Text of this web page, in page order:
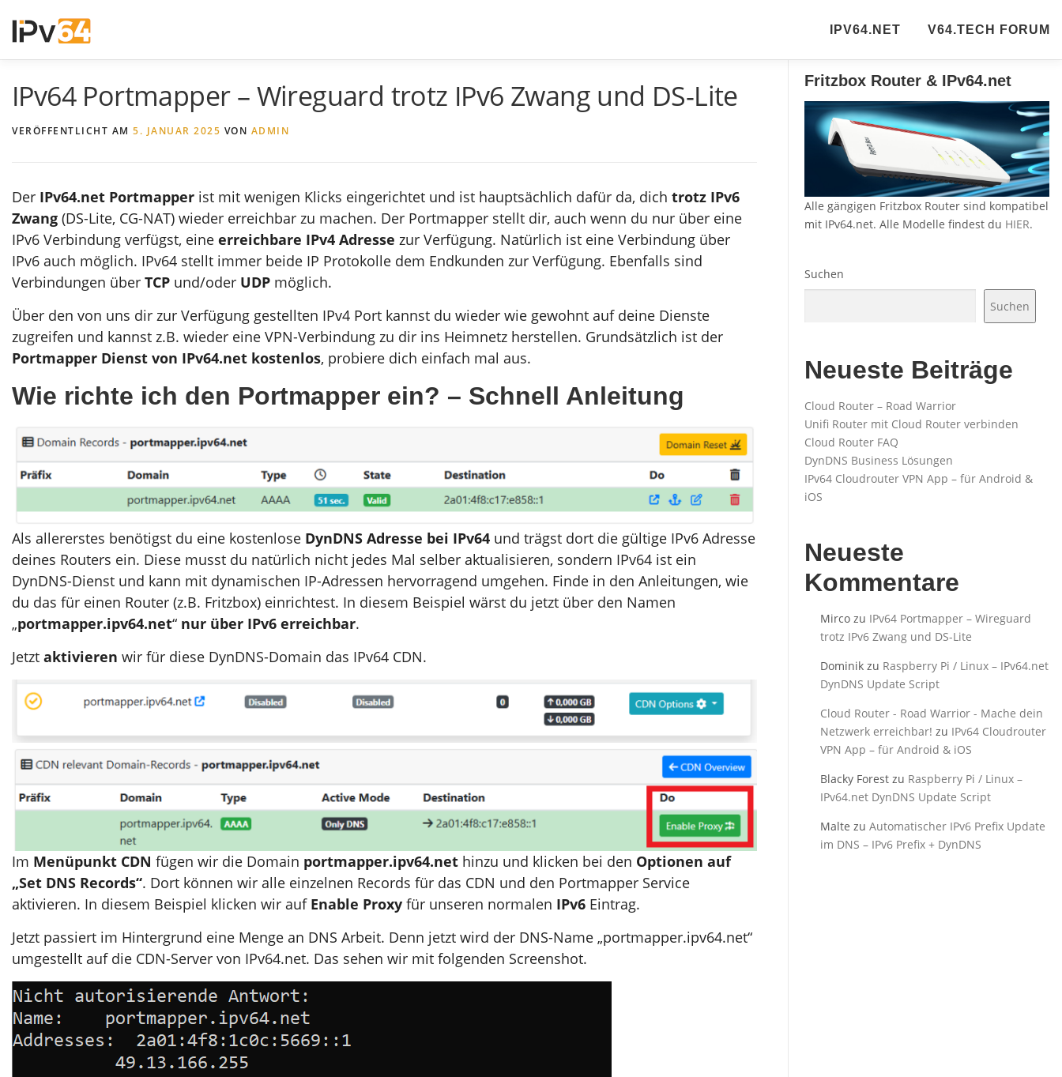
Inhalt
springen
IPV64.NET V64.TECH FORUM
IPv64 Portmapper – Wireguard trotz IPv6 Zwang und DS-Lite
VERÖFFENTLICHT AM 5. JANUAR 2025 VON ADMIN
Der IPv64.net Portmapper ist mit wenigen Klicks eingerichtet und ist hauptsächlich dafür da, dich trotz IPv6
Zwang (DS-Lite, CG-NAT) wieder erreichbar zu machen. Der Portmapper stellt dir, auch wenn du nur über eine
IPv6 Verbindung verfügst, eine erreichbare IPv4 Adresse zur Verfügung. Natürlich ist eine Verbindung über
IPv6 auch möglich. IPv64 stellt immer beide IP Protokolle dem Endkunden zur Verfügung. Ebenfalls sind
Verbindungen über TCP und/oder UDP möglich.
Über den von uns dir zur Verfügung gestellten IPv4 Port kannst du wieder wie gewohnt auf deine Dienste
zugreifen und kannst z.B. wieder eine VPN-Verbindung zu dir ins Heimnetz herstellen. Grundsätzlich ist der
Portmapper Dienst von IPv64.net kostenlos, probiere dich einfach mal aus.
Wie richte ich den Portmapper ein? – Schnell Anleitung
Als allererstes benötigst du eine kostenlose DynDNS Adresse bei IPv64 und trägst dort die gültige IPv6 Adresse
deines Routers ein. Diese musst du natürlich nicht jedes Mal selber aktualisieren, sondern IPv64 ist ein
DynDNS-Dienst und kann mit dynamischen IP-Adressen hervorragend umgehen. Finde in den Anleitungen, wie
du das für einen Router (z.B. Fritzbox) einrichtest. In diesem Beispiel wärst du jetzt über den Namen
„portmapper.ipv64.net“ nur über IPv6 erreichbar.
Jetzt aktivieren wir für diese DynDNS-Domain das IPv64 CDN.
Im Menüpunkt CDN fügen wir die Domain portmapper.ipv64.net hinzu und klicken bei den Optionen auf
„Set DNS Records“. Dort können wir alle einzelnen Records für das CDN und den Portmapper Service
aktivieren. In diesem Beispiel klicken wir auf Enable Proxy für unseren normalen IPv6 Eintrag.
Jetzt passiert im Hintergrund eine Menge an DNS Arbeit. Denn jetzt wird der DNS-Name „portmapper.ipv64.net“
umgestellt auf die CDN-Server von IPv64.net. Das sehen wir mit folgenden Screenshot.
Fritzbox Router & IPv64.net
Alle gängigen Fritzbox Router sind kompatibel
mit IPv64.net. Alle Modelle findest du HIER.
Suchen
Suchen
Neueste Beiträge
Cloud Router – Road Warrior
Unifi Router mit Cloud Router verbinden
Cloud Router FAQ
DynDNS Business Lösungen
IPv64 Cloudrouter VPN App – für Android &
iOS
Neueste
Kommentare
Mircozu IPv64 Portmapper – Wireguard
trotz IPv6 Zwang und DS-Lite
Dominikzu Raspberry Pi / Linux – IPv64.net
DynDNS Update Script
Cloud Router - Road Warrior - Mache dein
Netzwerk erreichbar! zu IPv64 Cloudrouter
VPN App – für Android & iOS
Blacky Forestzu Raspberry Pi / Linux –
IPv64.net DynDNS Update Script
Malte zu Automatischer IPv6 Prefix Update
im DNS – IPv6 Prefix + DynDNS